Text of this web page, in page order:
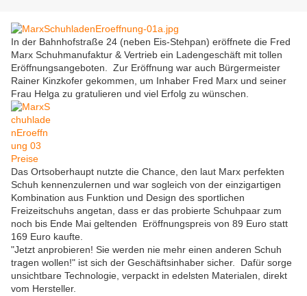
In der Bahnhofstraße 24 (neben Eis-Stehpan) eröffnete die Fred
Marx Schuhmanufaktur & Vertrieb ein Ladengeschäft mit tollen
Eröffnungsangeboten. Zur Eröffnung war auch Bürgermeister
Rainer Kinzkofer gekommen, um Inhaber Fred Marx und seiner
Frau Helga zu gratulieren und viel Erfolg zu wünschen.
Das Ortsoberhaupt nutzte die Chance, den laut Marx perfekten
Schuh kennenzulernen und war sogleich von der einzigartigen
Kombination aus Funktion und Design des sportlichen
Freizeitschuhs angetan, dass er das probierte Schuhpaar zum
noch bis Ende Mai geltenden Eröffnungspreis von 89 Euro statt
169 Euro kaufte.
"Jetzt anprobieren! Sie werden nie mehr einen anderen Schuh
tragen wollen!" ist sich der Geschäftsinhaber sicher. Dafür sorge
unsichtbare Technologie, verpackt in edelsten Materialen, direkt
vom Hersteller.